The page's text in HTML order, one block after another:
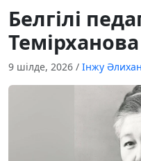
Белгілі
9 шілде, 2026 / Інжу Әлихан